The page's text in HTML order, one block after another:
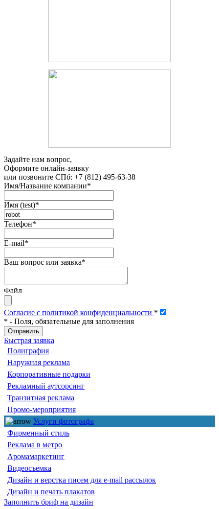
Задайте нам вопрос,
Оформите онлайн-заявку
или позвоните СПб: +7 (812) 495-63-38
Имя/Название компании*
Имя (test)*
Телефон*
E-mail*
Ваш вопрос или заявка*
Файл
Согласие с политикой конфиденциальности *
* - Поля, обязательные для заполнения
Быстрая заявка
Полиграфия
Наружная реклама
Корпоративные подарки
Рекламный аутсорсинг
Транзитная реклама
Промо-мероприятия
Услуги фотографа
Фирменный стиль
Реклама в метро
Аромамаркетинг
Видеосъемка
Дизайн и верстка писем для e-mail рассылок
Дизайн и печать плакатов
Заполнить бриф на дизайн